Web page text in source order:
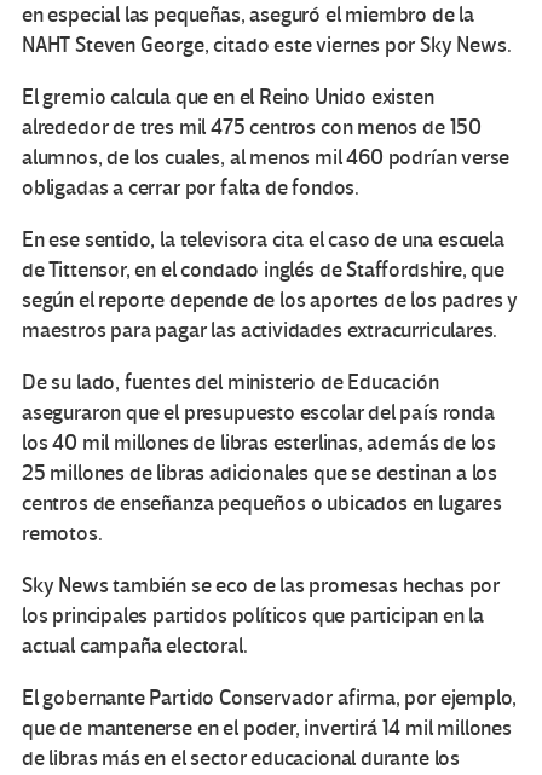
en especial las pequeñas, aseguró el miembro de la
NAHT Steven George, citado este viernes por Sky News.
El gremio calcula que en el Reino Unido existen
alrededor de tres mil 475 centros con menos de 150
alumnos, de los cuales, al menos mil 460 podrían verse
obligadas a cerrar por falta de fondos.
En ese sentido, la televisora cita el caso de una escuela
de Tittensor, en el condado inglés de Staffordshire, que
según el reporte depende de los aportes de los padres y
maestros para pagar las actividades extracurriculares.
De su lado, fuentes del ministerio de Educación
aseguraron que el presupuesto escolar del país ronda
los 40 mil millones de libras esterlinas, además de los
25 millones de libras adicionales que se destinan a los
centros de enseñanza pequeños o ubicados en lugares
remotos.
Sky News también se eco de las promesas hechas por
los principales partidos políticos que participan en la
actual campaña electoral.
El gobernante Partido Conservador afirma, por ejemplo,
que de mantenerse en el poder, invertirá 14 mil millones
de libras más en el sector educacional durante los